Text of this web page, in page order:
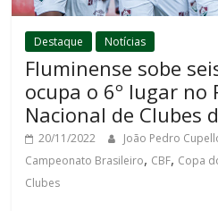
Destaque Notícias
Fluminense sobe
ocupa o 6º lugar no
Nacional de Clubes
20/11/2022 João Pedro
Campeonato Brasileiro, CBF, Copa
Clubes